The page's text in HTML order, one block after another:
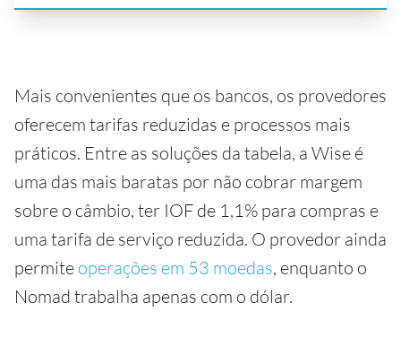
Mais convenientes que os bancos, os provedores
oferecem tarifas reduzidas e processos mais
práticos. Entre as soluções da tabela, a Wise é
uma das mais baratas por não cobrar margem
sobre o câmbio, ter IOF de 1,1% para compras e
uma tarifa de serviço reduzida. O provedor ainda
permite operações em 53 moedas, enquanto o
Nomad trabalha apenas com o dólar.